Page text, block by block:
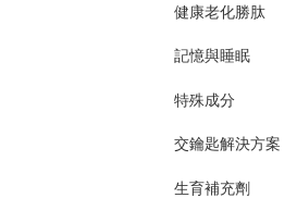
健康老化勝肽
記憶與睡眠
特殊成分
交鑰匙解決方案
生育補充劑